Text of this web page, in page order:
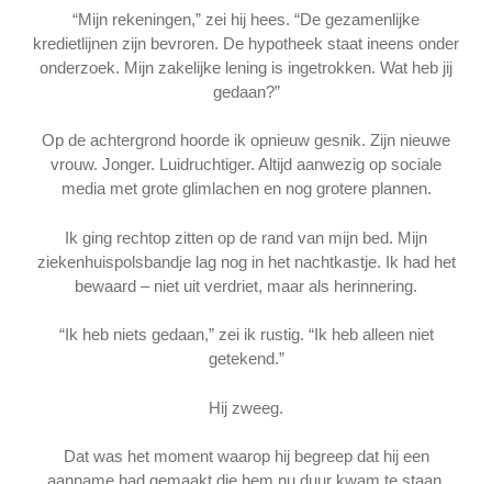
“Mijn rekeningen,” zei hij hees. “De gezamenlijke
kredietlijnen zijn bevroren. De hypotheek staat ineens onder
onderzoek. Mijn zakelijke lening is ingetrokken. Wat heb jij
gedaan?”
Op de achtergrond hoorde ik opnieuw gesnik. Zijn nieuwe
vrouw. Jonger. Luidruchtiger. Altijd aanwezig op sociale
media met grote glimlachen en nog grotere plannen.
Ik ging rechtop zitten op de rand van mijn bed. Mijn
ziekenhuispolsbandje lag nog in het nachtkastje. Ik had het
bewaard – niet uit verdriet, maar als herinnering.
“Ik heb niets gedaan,” zei ik rustig. “Ik heb alleen niet
getekend.”
Hij zweeg.
Dat was het moment waarop hij begreep dat hij een